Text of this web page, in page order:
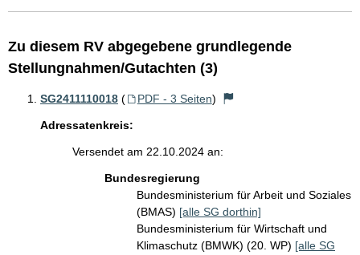
Zu diesem RV abgegebene grundlegende
Stellungnahmen/Gutachten (3)
SG2411110018 ( PDF - 3 Seiten)
Adressatenkreis:
Versendet am 22.10.2024 an:
Bundesregierung
Bundesministerium für Arbeit und Soziales
(BMAS) [alle SG dorthin]
Bundesministerium für Wirtschaft und
Klimaschutz (BMWK) (20. WP) [alle SG